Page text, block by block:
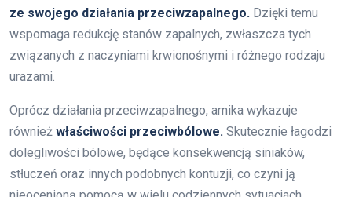
ze swojego działania przeciwzapalnego. Dzięki temu
wspomaga redukcję stanów zapalnych, zwłaszcza tych
związanych z naczyniami krwionośnymi i różnego rodzaju
urazami.
Oprócz działania przeciwzapalnego, arnika wykazuje
również właściwości przeciwbólowe. Skutecznie łagodzi
dolegliwości bólowe, będące konsekwencją siniaków,
stłuczeń oraz innych podobnych kontuzji, co czyni ją